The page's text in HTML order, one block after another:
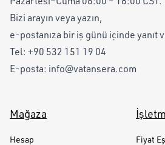
Bizi arayın veya yazın,
e-postanıza bir iş günü içinde yanıt
Tel: +90 532 151 19 04
E-posta: info@vatansera.com
Mağaza
Hesap
Fiyat